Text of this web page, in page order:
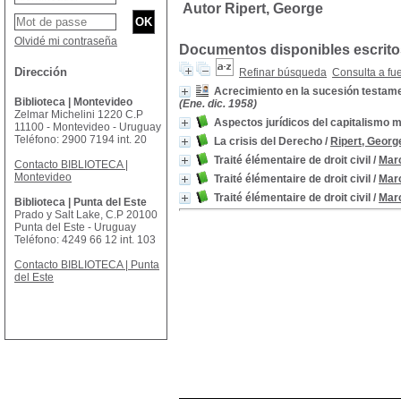
Autor Ripert, George
Documentos disponibles
Refinar búsqueda Consulta a
Acrecimiento en la sucesión
(Ene. dic. 1958)
Aspectos jurídicos del capitalismo
La crisis del Derecho / Ripert,
Traité élémentaire de droit civil /
Traité élémentaire de droit civil /
Traité élémentaire de droit civil /
Olvidé mi contraseña
Dirección
Biblioteca | Montevideo
Zelmar Michelini 1220 C.P
11100 - Montevideo - Uruguay
Teléfono: 2900 7194 int. 20
Contacto BIBLIOTECA |
Montevideo
Biblioteca | Punta del Este
Prado y Salt Lake, C.P 20100
Punta del Este - Uruguay
Teléfono: 4249 66 12 int. 103
Contacto BIBLIOTECA | Punta
del Este